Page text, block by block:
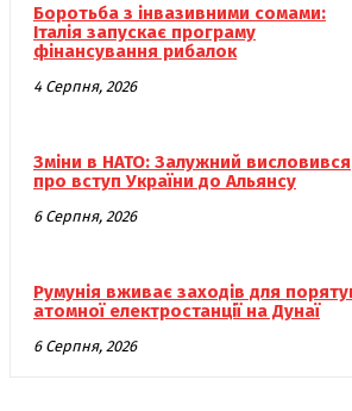
Боротьба з інвазивними сомами:
Італія запускає програму
фінансування рибалок
4 Серпня, 2026
Зміни в НАТО: Залужний висловився
про вступ України до Альянсу
6 Серпня, 2026
Румунія вживає заходів для
атомної електростанції на Дунаї
6 Серпня, 2026